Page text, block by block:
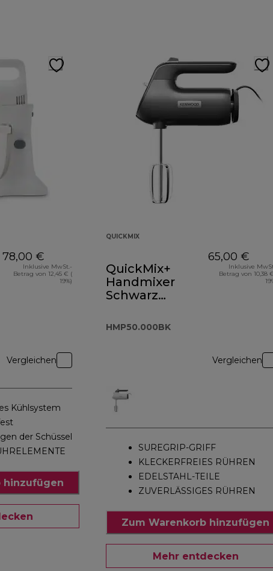
78,00 €
Inklusive MwSt.-
Betrag von 12,45 € (
19%)
Vergleichen
Kühlsystem
der Schüssel
hinzufügen
QUICKMIX
QuickMix+
Handmixer
Schwarz
HMP50.000BK
65,00 €
Inklusive
Betrag von 10,38
Vergleichen
SUREGRIP-GRIFF
KLECKERFREIES RÜHREN
EDELSTAHL-TEILE
ZUVERLÄSSIGES RÜHREN
Zum Warenkorb hinzufügen
Mehr entdecken